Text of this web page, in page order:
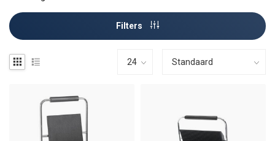
Filters